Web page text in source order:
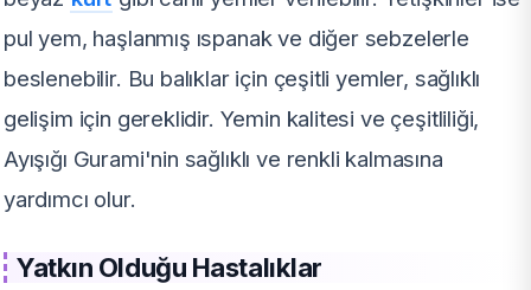
pul yem, haşlanmış ıspanak ve diğer sebzelerle
beslenebilir. Bu balıklar için çeşitli yemler, sağlıklı
gelişim için gereklidir. Yemin kalitesi ve çeşitliliği,
Ayışığı Gurami'nin sağlıklı ve renkli kalmasına
yardımcı olur.
Yatkın Olduğu Hastalıklar